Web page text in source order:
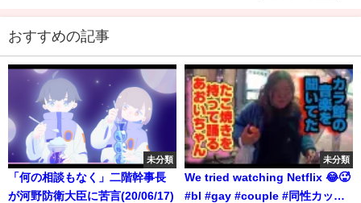
おすすめの記事
未分類
「何の相談もなく」二階幹事長
が河野防衛大臣に苦言(20/06/17)
未分類
We tried watching Netflix 😂🥵
#bl #gay #couple #同性カップ